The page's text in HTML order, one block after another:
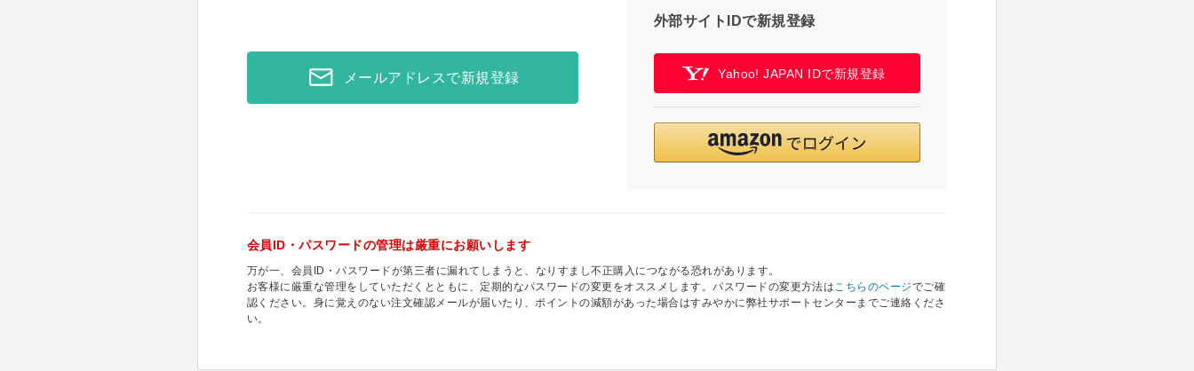
メールアドレスで新規登録
外部サイトIDで新規登録
Yahoo! JAPAN IDで新規登録
会員ID・パスワードの管理は厳重にお願いします
万が一、会員ID・パスワードが第三者に漏れてしまうと、なりすまし不正購入につながる恐れがあります。
お客様に厳重な管理をしていただくとともに、定期的なパスワードの変更をオススメします。パスワードの変更方法はこちらのページでご確
認ください。身に覚えのない注文確認メールが届いたり、ポイントの減額があった場合はすみやかに弊社サポートセンターまでご連絡くださ
い。